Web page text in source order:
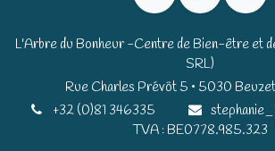
L'Arbre du Bonheur -Centre de Bien-être et
SRL)
Rue Charles Prévôt 5 • 5030
+32 (0)81 346335
TVA : BE0778.985.323